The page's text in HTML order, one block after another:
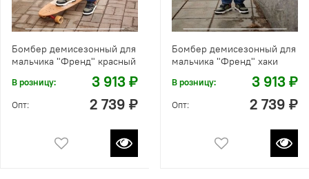
Бомбер демисезонный для
мальчика "Френд" красный
В розницу: 3 913 ₽
Опт: 2 739 ₽
Бомбер демисезонный для
мальчика "Френд" хаки
В розницу: 3 913 ₽
Опт: 2 739 ₽